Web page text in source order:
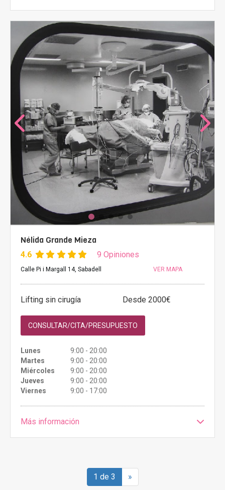
Nélida Grande Mieza
4.6 9 Opiniones
Calle Pi i Margall 14, Sabadell VER MAPA
Lifting sin cirugía Desde 2000€
CONSULTAR/CITA/PRESUPUESTO
Lunes
9:00 - 20:00
Martes
9:00 - 20:00
Miércoles
9:00 - 20:00
Jueves
9:00 - 20:00
Viernes
9:00 - 17:00
Más información
1 de 3 »